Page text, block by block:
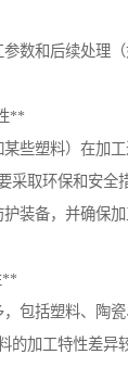
数和后续处理（
**
些塑料）在加
采取环保和安全
装备，并确保
**
包括塑料、陶瓷
的加工特性差异